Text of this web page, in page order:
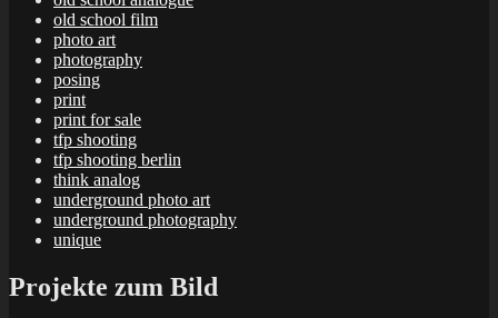
old school film
photo art
photography
posing
print
print for sale
tfp shooting
tfp shooting berlin
think analog
underground photo art
underground photography
unique
Projekte zum Bild